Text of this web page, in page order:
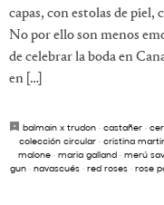
capas, con estolas de piel,
No por ello son menos
de celebrar la boda en
en […]
balmain x trudon · castañer ·
colección circular · cristina
malone· maria galland· merú
gun· navascués· red roses· rose